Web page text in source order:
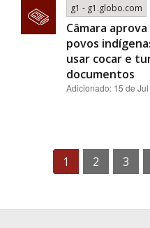
g1 - g1.globo.com
Câmara
povos
usar cocar e
documentos
Adicionado: 15 de
1 2 3